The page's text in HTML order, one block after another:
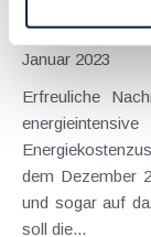
werden
Januar 2023
Erfreuliche
dem Dezember
und sogar auf
soll die...